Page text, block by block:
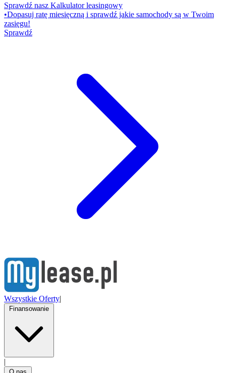
Sprawdź nasz Kalkulator leasingowy
•Dopasuj ratę miesięczną i sprawdź jakie samochody są w Twoim
zasięgu!
Sprawdź
Wszystkie Oferty|
|